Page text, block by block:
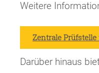
Weitere
Zentrale
Darüber hinaus